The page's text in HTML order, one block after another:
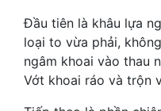
Đầu tiên là khâu lựa
loại to vừa phải,
ngâm khoai vào thau
Vớt khoai ráo và trộn